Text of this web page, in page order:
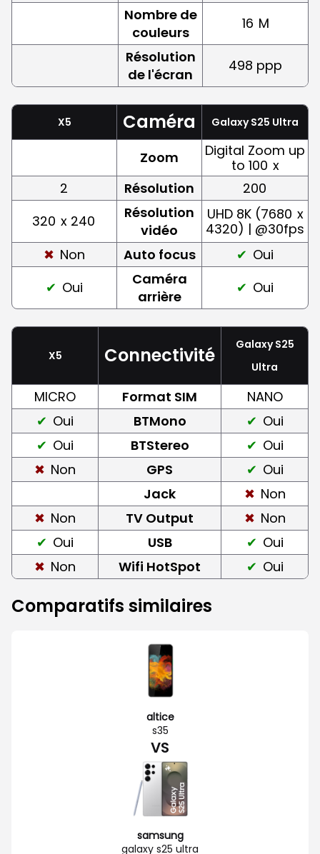
Nombre de
couleurs
16 M
Résolution
de l'écran
498 ppp
X5 Caméra Galaxy S25 Ultra
Zoom
Digital Zoom up
to 100 x
2
Résolution
200
320 x 240
Résolution
vidéo
UHD 8K (7680 x
4320) | @30fps
Non
Auto focus
Oui
Oui
Caméra
arrière
Oui
X5 Connectivité
Galaxy S25
Ultra
MICRO Format SIM
NANO
Oui
BTMono
Oui
Oui
BTStereo
Oui
Non
GPS
Oui
Jack
Non
Non
TV Output
Non
Oui
USB
Oui
Non
Wifi HotSpot Oui
Comparatifs similaires
altice
s35
VS
samsung
galaxy s25 ultra